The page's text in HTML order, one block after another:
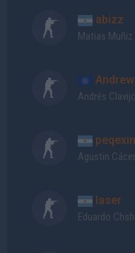
abizz
Matias Muñiz
Andrew
Andrés Clavijo
Agustin
laser
Eduardo